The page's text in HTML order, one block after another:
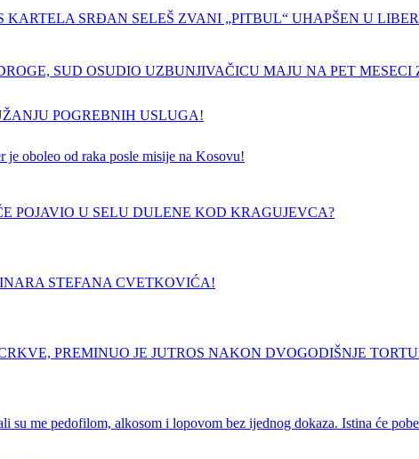
KARTELA SRĐAN SELEŠ ZVANI „PITBUL“ UHAPŠEN U
SUD OSUDIO UZBUNJIVAČICU MAJU NA PET
POGREBNIH USLUGA!
oboleo od raka posle misije na Kosovu!
POJAVIO U SELU DULENE KOD KRAGUJEVCA?
STEFANA CVETKOVIĆA!
PREMINUO JE JUTROS NAKON DVOGODIŠNJE
me pedofilom, alkosom i lopovom bez ijednog dokaza. Istina će